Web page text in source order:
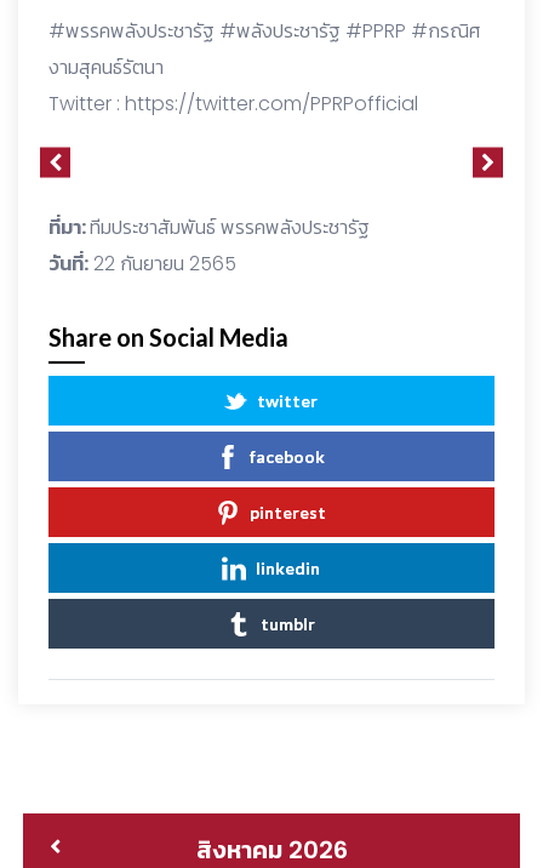
#พรรคพลังประชารัฐ #พลังประชารัฐ #PPRP #กรณิศ
งามสุคนธ์รัตนา
Twitter : https://twitter.com/PPRPofficial
ที่มา:ทีมประชาสัมพันธ์ พรรคพลังประชารัฐ
วันที่: 22 กันยายน 2565
Share on Social Media
twitter
facebook
pinterest
linkedin
tumblr
สิงหาคม 2026